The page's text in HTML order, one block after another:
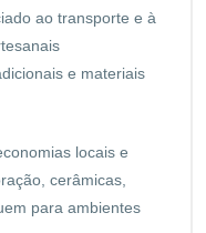
ao transporte e à
e materiais
locais e
cerâmicas,
para ambientes